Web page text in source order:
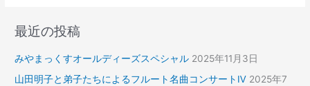
最近の投稿
みやまっくすオールディーズスペシャル 2025年11月3日
山田明子と弟子たちによるフルート名曲コンサートⅣ 2025年7